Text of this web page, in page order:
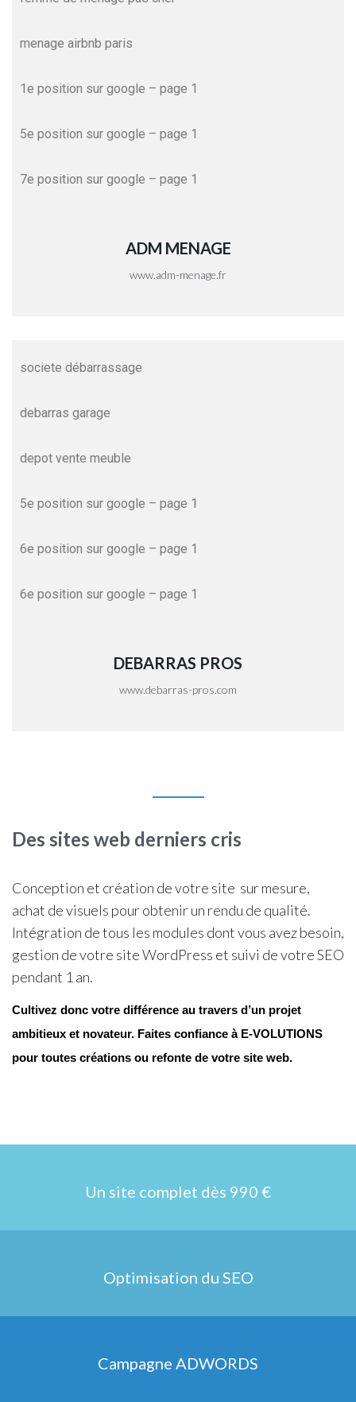
menage airbnb paris
1e position sur google – page 1
5e position sur google – page 1
7e position sur google – page 1
ADM MENAGE
www.adm-menage.fr
societe débarrassage
debarras garage
depot vente meuble
5e position sur google – page 1
6e position sur google – page 1
6e position sur google – page 1
DEBARRAS PROS
www.debarras-pros.com
Des sites web derniers cris
Conception et création de votre site sur mesure,
achat de visuels pour obtenir un rendu de qualité.
Intégration de tous les modules dont vous avez besoin,
gestion de votre site WordPress et suivi de votre SEO
pendant 1 an.
Cultivez donc votre différence au travers d’un projet
ambitieux et novateur. Faites confiance à E-VOLUTIONS
pour toutes créations ou refonte de votre site web.
Un site complet dès 990 €
Optimisation du SEO
Campagne ADWORDS